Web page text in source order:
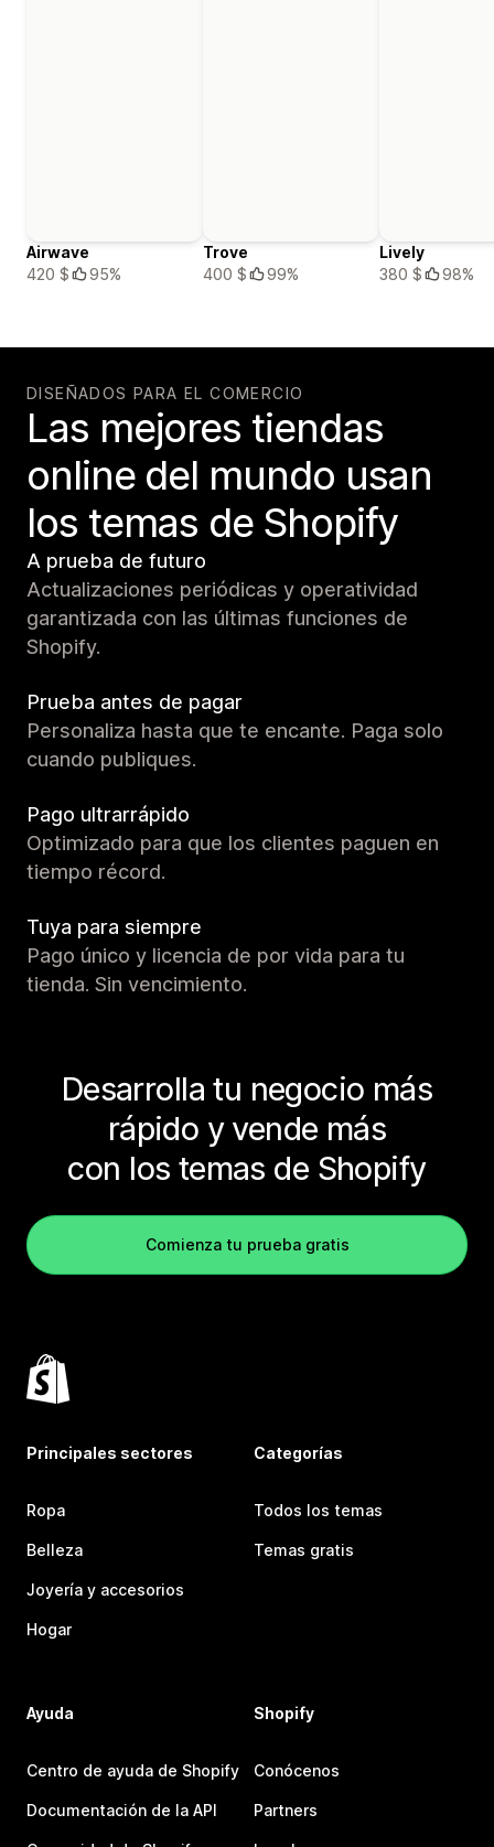
Airwave
420 $
95%
Trove
400 $
99%
Lively
380 $
98%
DISEÑADOS PARA EL COMERCIO
Las mejores tiendas
online del mundo usan
los temas de Shopify
A prueba de futuro
Actualizaciones periódicas y operatividad
garantizada con las últimas funciones de
Shopify.
Prueba antes de pagar
Personaliza hasta que te encante. Paga solo
cuando publiques.
Pago ultrarrápido
Optimizado para que los clientes paguen en
tiempo récord.
Tuya para siempre
Pago único y licencia de por vida para tu
tienda. Sin vencimiento.
Desarrolla tu negocio más
rápido y vende más
con los temas de Shopify
Comienza tu prueba gratis
Principales sectores
Ropa
Belleza
Joyería y accesorios
Hogar
Categorías
Todos los temas
Temas gratis
Ayuda
Centro de ayuda de Shopify
Documentación de la API
Shopify
Conócenos
Partners